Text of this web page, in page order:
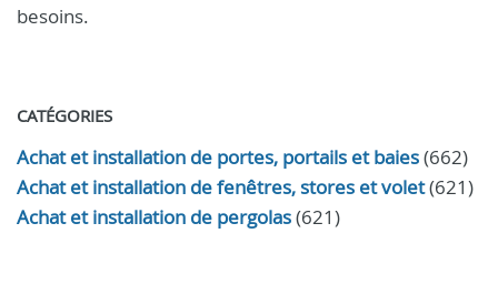
besoins.
CATÉGORIES
Achat et installation de portes, portails et baies(662)
Achat et installation de fenêtres, stores et volet(621)
Achat et installation de pergolas(621)